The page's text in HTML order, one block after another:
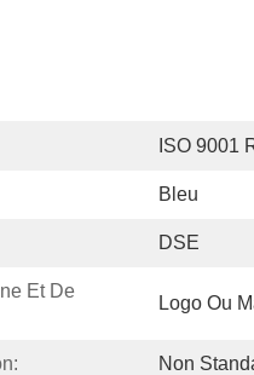
ISO 9001
Bleu
DSE
Et De
Logo Ou
Non